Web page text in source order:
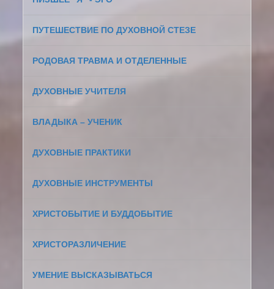
ПУТЕШЕСТВИЕ ПО ДУХОВНОЙ СТЕЗЕ
РОДОВАЯ ТРАВМА И ОТДЕЛЕННЫЕ
ДУХОВНЫЕ УЧИТЕЛЯ
ВЛАДЫКА – УЧЕНИК
ДУХОВНЫЕ ПРАКТИКИ
ДУХОВНЫЕ ИНСТРУМЕНТЫ
ХРИСТОБЫТИЕ И БУДДОБЫТИЕ
ХРИСТОРАЗЛИЧЕНИЕ
УМЕНИЕ ВЫСКАЗЫВАТЬСЯ